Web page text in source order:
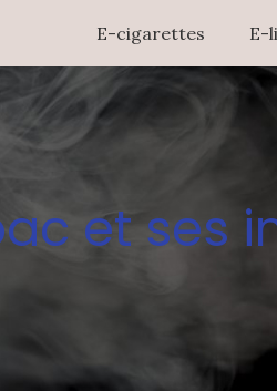
E-cigarettes E-
et ses